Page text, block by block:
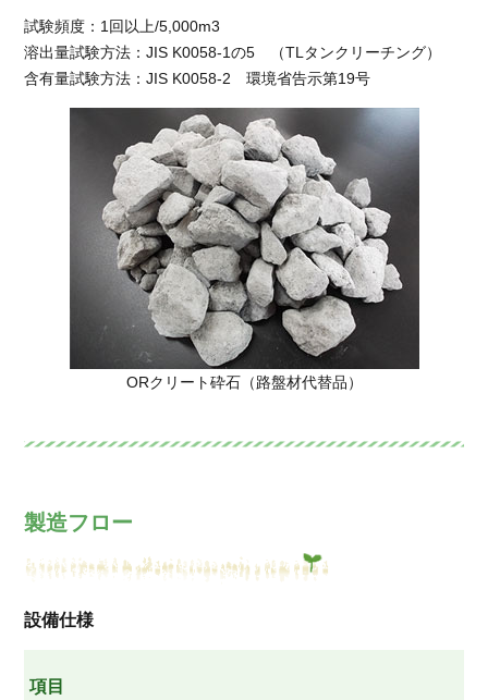
試験頻度：1回以上/5,000m3
溶出量試験方法：JIS K0058-1の5 （TLタンクリーチング）
含有量試験方法：JIS K0058-2 環境省告示第19号
ORクリート砕石（路盤材代替品）
製造フロー
設備仕様
項目